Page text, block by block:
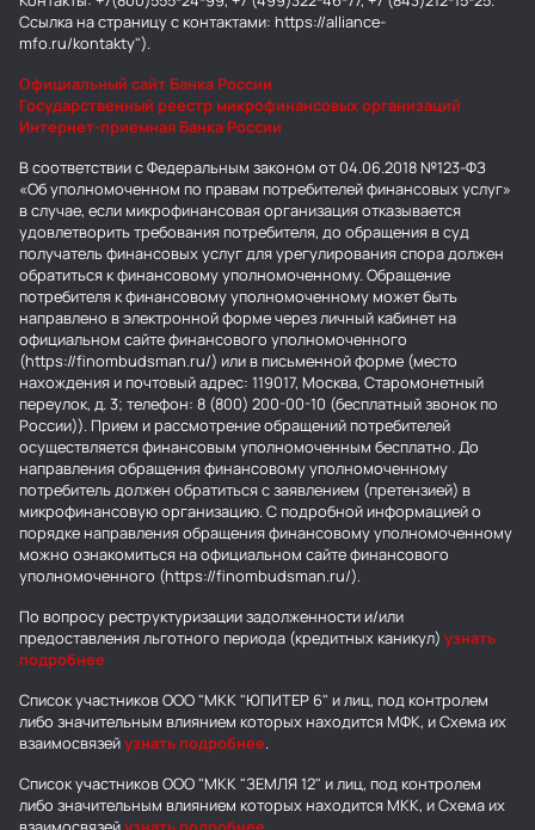
Ссылка на страницу с контактами: https://alliance-
mfo.ru/kontakty").
Официальный сайт Банка России
Государственный реестр микрофинансовых организаций
Интернет-приемная Банка России
В соответствии с Федеральным законом от 04.06.2018 №123-ФЗ
«Об уполномоченном по правам потребителей финансовых услуг»
в случае, если микрофинансовая организация отказывается
удовлетворить требования потребителя, до обращения в суд
получатель финансовых услуг для урегулирования спора должен
обратиться к финансовому уполномоченному. Обращение
потребителя к финансовому уполномоченному может быть
направлено в электронной форме через личный кабинет на
официальном сайте финансового уполномоченного
(https://finombudsman.ru/) или в письменной форме (место
нахождения и почтовый адрес: 119017, Москва, Старомонетный
переулок, д. 3; телефон: 8 (800) 200-00-10 (бесплатный звонок по
России)). Прием и рассмотрение обращений потребителей
осуществляется финансовым уполномоченным бесплатно. До
направления обращения финансовому уполномоченному
потребитель должен обратиться с заявлением (претензией) в
микрофинансовую организацию. С подробной информацией о
порядке направления обращения финансовому уполномоченному
можно ознакомиться на официальном сайте финансового
уполномоченного (https://finombudsman.ru/).
По вопросу реструктуризации задолженности и/или
предоставления льготного периода (кредитных каникул) узнать
подробнее
Список участников ООО "МКК "ЮПИТЕР 6" и лиц, под контролем
либо значительным влиянием которых находится МФК, и Схема их
взаимосвязейузнать подробнее.
Список участников ООО "МКК "ЗЕМЛЯ 12" и лиц, под контролем
либо значительным влиянием которых находится МКК, и Схема их